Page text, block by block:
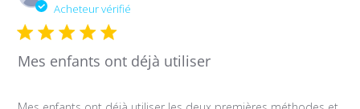
Acheteur vérifié
Mes enfants ont déjà utiliser